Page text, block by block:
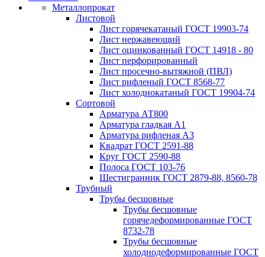
Металлопрокат
Листовой
Лист горячекатаный ГОСТ 19903-74
Лист нержавеющий
Лист оцинкованный ГОСТ 14918 - 80
Лист перфорированный
Лист просечно-вытяжной (ПВЛ)
Лист рифленый ГОСТ 8568-77
Лист холоднокатаный ГОСТ 19904-74
Сортовой
Арматура АТ800
Арматура гладкая А1
Арматура рифленая А3
Квадрат ГОСТ 2591-88
Круг ГОСТ 2590-88
Полоса ГОСТ 103-76
Шестигранник ГОСТ 2879-88, 8560-78
Трубный
Трубы бесшовные
Трубы бесшовные
горячедеформированные ГОСТ
8732-78
Трубы бесшовные
холоднодеформированные ГОСТ